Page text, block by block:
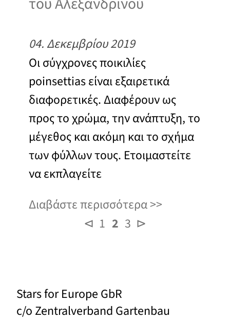
04. Δεκεμβρίου 2019
Οι σύγχρονες ποικιλίες
poinsettias είναι εξαιρετικά
διαφορετικές. Διαφέρουν ως
προς το χρώμα, την ανάπτυξη, το
μέγεθος και ακόμη και το σχήμα
των φύλλων τους. Ετοιμαστείτε
να εκπλαγείτε
Διαβάστε περισσότερα
⊲ 1 2 3 ⊳
Stars for Europe GbR
c/o Zentralverband Gartenbau